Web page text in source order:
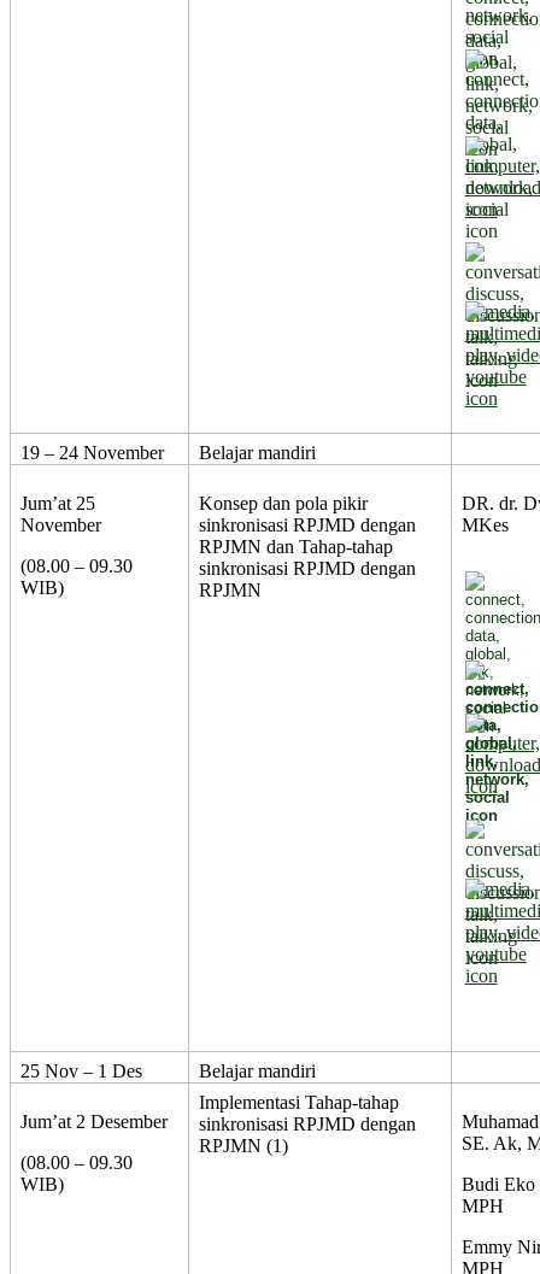
19 – 24 November Belajar mandiri
Jum’at 25
November
(08.00 – 09.30
WIB)
Konsep dan pola pikir
sinkronisasi RPJMD dengan
RPJMN dan Tahap-tahap
sinkronisasi RPJMD dengan
RPJMN
DR. dr.
MKes
25 Nov – 1 Des Belajar mandiri
Jum’at 2 Desember
(08.00 – 09.30
WIB)
Implementasi Tahap-tahap
sinkronisasi RPJMD dengan
RPJMN (1)
SE. Ak,
Budi Eko
MPH
Emmy
MPH